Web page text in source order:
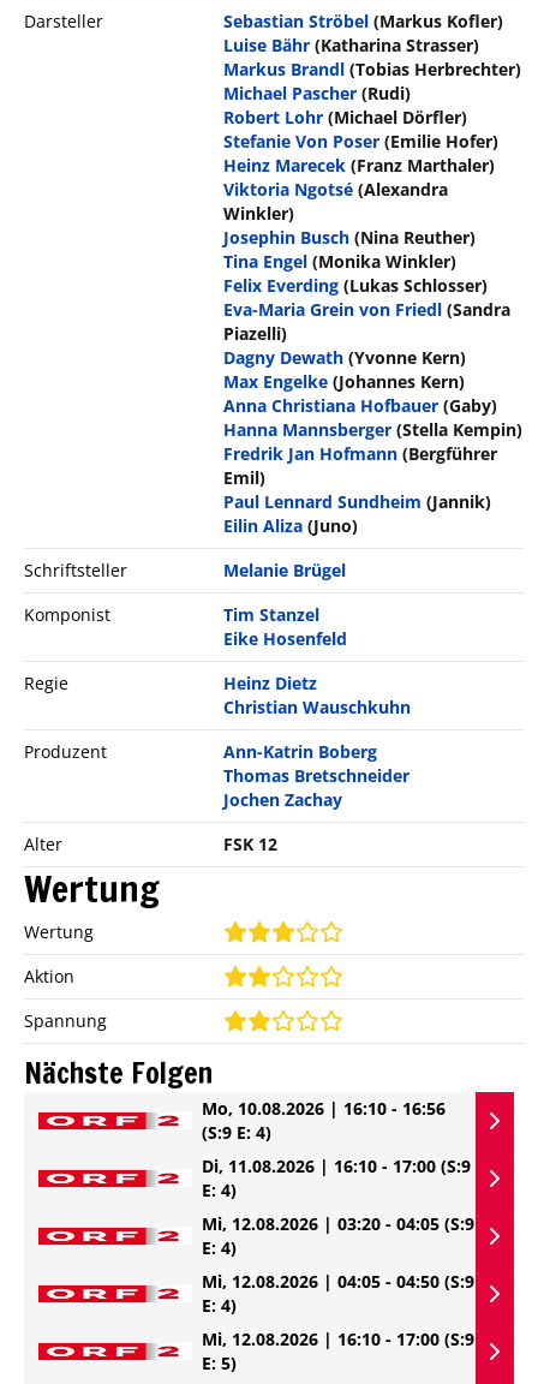
Darsteller
Sebastian Ströbel (Markus Kofler)
Luise Bähr (Katharina Strasser)
Markus Brandl (Tobias Herbrechter)
Michael Pascher (Rudi)
Robert Lohr (Michael Dörfler)
Stefanie Von Poser (Emilie Hofer)
Heinz Marecek (Franz Marthaler)
Viktoria Ngotsé (Alexandra
Winkler)
Josephin Busch (Nina Reuther)
Tina Engel (Monika Winkler)
Felix Everding (Lukas Schlosser)
Eva-Maria Grein von Friedl (Sandra
Piazelli)
Dagny Dewath (Yvonne Kern)
Max Engelke (Johannes Kern)
Anna Christiana Hofbauer (Gaby)
Hanna Mannsberger (Stella Kempin)
Fredrik Jan Hofmann (Bergführer
Emil)
Paul Lennard Sundheim (Jannik)
Eilin Aliza (Juno)
Schriftsteller
Melanie Brügel
Komponist
Tim Stanzel
Eike Hosenfeld
Regie
Heinz Dietz
Christian Wauschkuhn
Produzent
Ann-Katrin Boberg
Thomas Bretschneider
Jochen Zachay
Alter
FSK 12
Wertung
Wertung
Aktion
Spannung
Nächste Folgen
Mo, 10.08.2026 | 16:10 - 16:56
(S:9 E: 4)
Di, 11.08.2026 | 16:10 - 17:00 (S:9
E: 4)
Mi, 12.08.2026 | 03:20 - 04:05 (S:9
E: 4)
Mi, 12.08.2026 | 04:05 - 04:50 (S:9
E: 4)
Mi, 12.08.2026 | 16:10 - 17:00 (S:9
E: 5)